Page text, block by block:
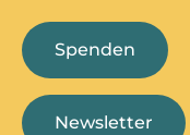
Spenden
Newsletter